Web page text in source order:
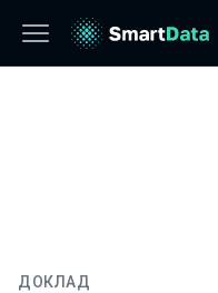
ДОКЛАД